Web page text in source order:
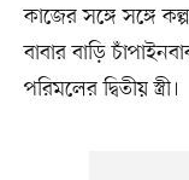
কাজের সঙ্গে সঙ্গে
বাবার বাড়ি
পরিমলের দ্বিতীয় স্ত্রী।